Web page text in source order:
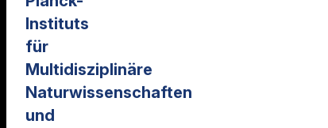
Instituts
für
Multidisziplinäre
Naturwissenschaften
und